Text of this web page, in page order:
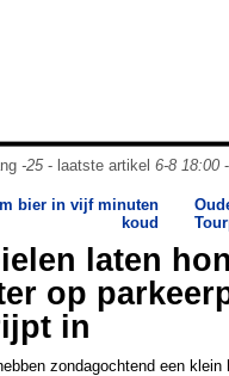
-25- laatste artikel 6-8 18:00-
bier in vijf minuten
koud
laten
op
in
zondagochtend een